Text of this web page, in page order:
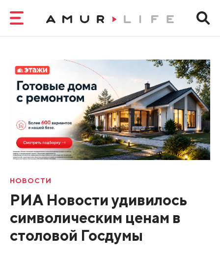
НОВОСТИ
РИА Новости удивилось
символическим ценам в
столовой Госдумы